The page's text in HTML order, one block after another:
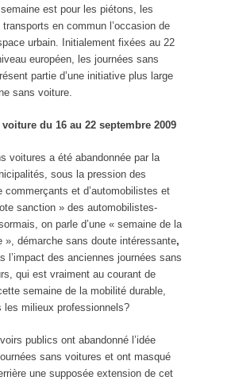
est pour les piétons, les
en commun l’occasion de
urbain. Initialement fixées au 22
européen, les journées sans
partie d’une initiative plus large
sans voiture.
du 16 au 22 septembre 2009
voitures a été abandonnée par la
sous la pression des
commerçants et d’automobilistes et
sanction » des automobilistes-
on parle d’une « semaine de la
», démarche sans doute intéressante,
l’impact des anciennes journées sans
qui est vraiment au courant de
semaine de la mobilité durable,
les milieux professionnels?
publics ont abandonné l’idée
sans voitures et ont masqué
une supposée extension de cet